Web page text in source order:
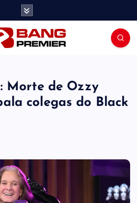
Morte de Ozzy
colegas do Black